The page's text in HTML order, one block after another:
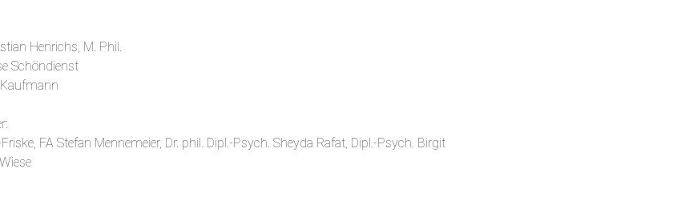
Henrichs, M. Phil.
Schöndienst
FA Stefan Mennemeier, Dr. phil. Dipl.-Psych. Sheyda Rafat, Dipl.-Psych. Birgit